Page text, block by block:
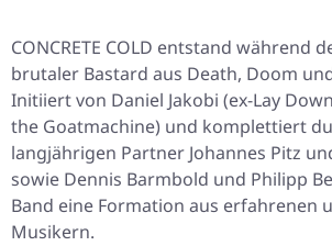
CONCRETE COLD entstand während
brutaler Bastard aus Death, Doom
Initiiert von Daniel Jakobi (ex-Lay
the Goatmachine) und komplettiert
langjährigen Partner Johannes Pitz
sowie Dennis Barmbold und Philipp
Band eine Formation aus erfahrenen
Musikern.